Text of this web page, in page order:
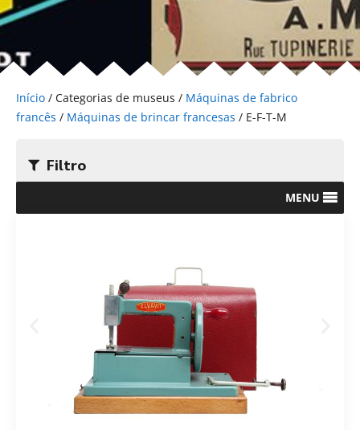
Início / Categorias de museus / Máquinas de fabrico
francês / Máquinas de brincar francesas / E-F-T-M
Filtro
MENU